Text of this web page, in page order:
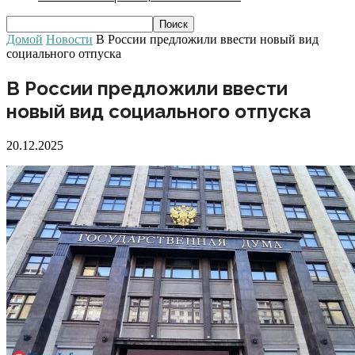
Домой Новости В России предложили ввести новый вид
социального отпуска
В России предложили ввести
новый вид социального отпуска
20.12.2025